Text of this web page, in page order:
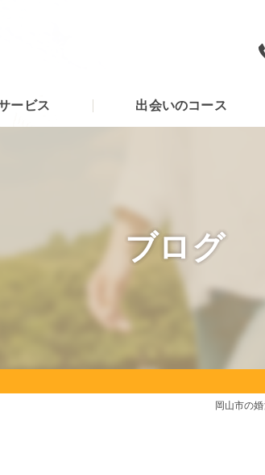
ービス 出会いのコース
ブログ
岡山市の